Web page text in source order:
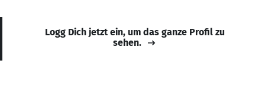
Logg Dich jetzt ein, um das ganze Profil zu
sehen.